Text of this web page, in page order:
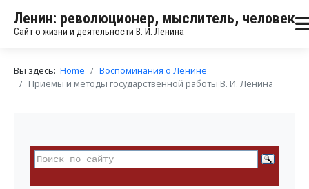
Ленин: революционер, мыслитель, человек
Сайт о жизни и деятельности В. И. Ленина
Вы здесь: Home
Воспоминания о Ленине
Приемы и методы государственной работы В. И. Ленина